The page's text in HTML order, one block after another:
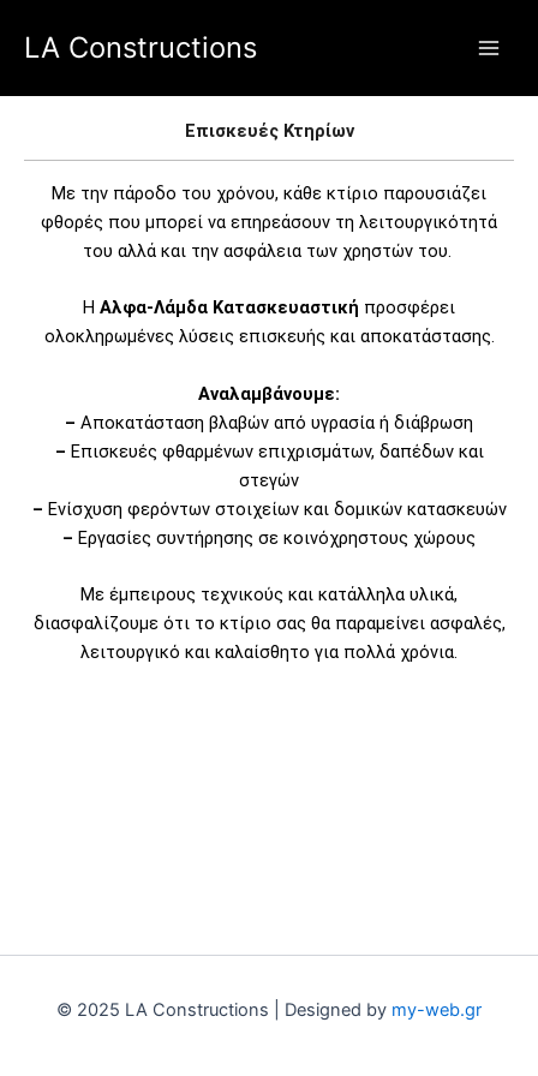
LA Constructions
Επισκευές Κτηρίων
Με την πάροδο του χρόνου, κάθε κτίριο παρουσιάζει
φθορές που μπορεί να επηρεάσουν τη λειτουργικότητά
του αλλά και την ασφάλεια των χρηστών του.
Η Αλφα-Λάμδα Κατασκευαστική προσφέρει
ολοκληρωμένες λύσεις επισκευής και αποκατάστασης.
Αναλαμβάνουμε:
– Αποκατάσταση βλαβών από υγρασία ή διάβρωση
– Επισκευές φθαρμένων επιχρισμάτων, δαπέδων και
στεγών
– Ενίσχυση φερόντων στοιχείων και δομικών κατασκευών
– Εργασίες συντήρησης σε κοινόχρηστους χώρους
Με έμπειρους τεχνικούς και κατάλληλα υλικά,
διασφαλίζουμε ότι το κτίριο σας θα παραμείνει ασφαλές,
λειτουργικό και καλαίσθητο για πολλά χρόνια.
© 2025 LA Constructions | Designed by my-web.gr